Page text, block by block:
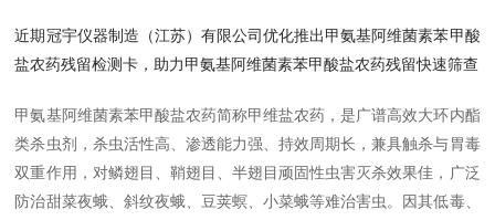
近期冠宇仪器制造（江苏）有限公司优化推出甲氨基阿维菌素苯甲酸
盐农药残留检测卡，助力甲氨基阿维菌素苯甲酸盐农药残留快速筛查
甲氨基阿维菌素苯甲酸盐农药简称甲维盐农药，是广谱高效大环内酯
类杀虫剂，杀虫活性高、渗透能力强、持效周期长，兼具触杀与胃毒
双重作用，对鳞翅目、鞘翅目、半翅目顽固性虫害灭杀效果佳，广泛
防治甜菜夜蛾、斜纹夜蛾、豆荚螟、小菜蛾等难治害虫。因其低毒、